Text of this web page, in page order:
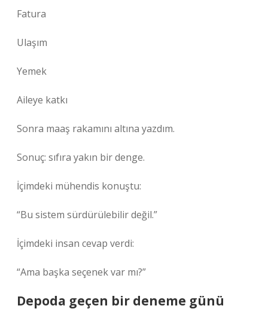
Fatura
Ulaşım
Yemek
Aileye katkı
Sonra maaş rakamını altına yazdım.
Sonuç: sıfıra yakın bir denge.
İçimdeki mühendis konuştu:
“Bu sistem sürdürülebilir değil.”
İçimdeki insan cevap verdi:
“Ama başka seçenek var mı?”
Depoda geçen bir deneme günü